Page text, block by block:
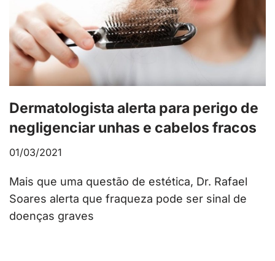
Dermatologista alerta para perigo de
negligenciar unhas e cabelos fracos
01/03/2021
Mais que uma questão de estética, Dr. Rafael
Soares alerta que fraqueza pode ser sinal de
doenças graves